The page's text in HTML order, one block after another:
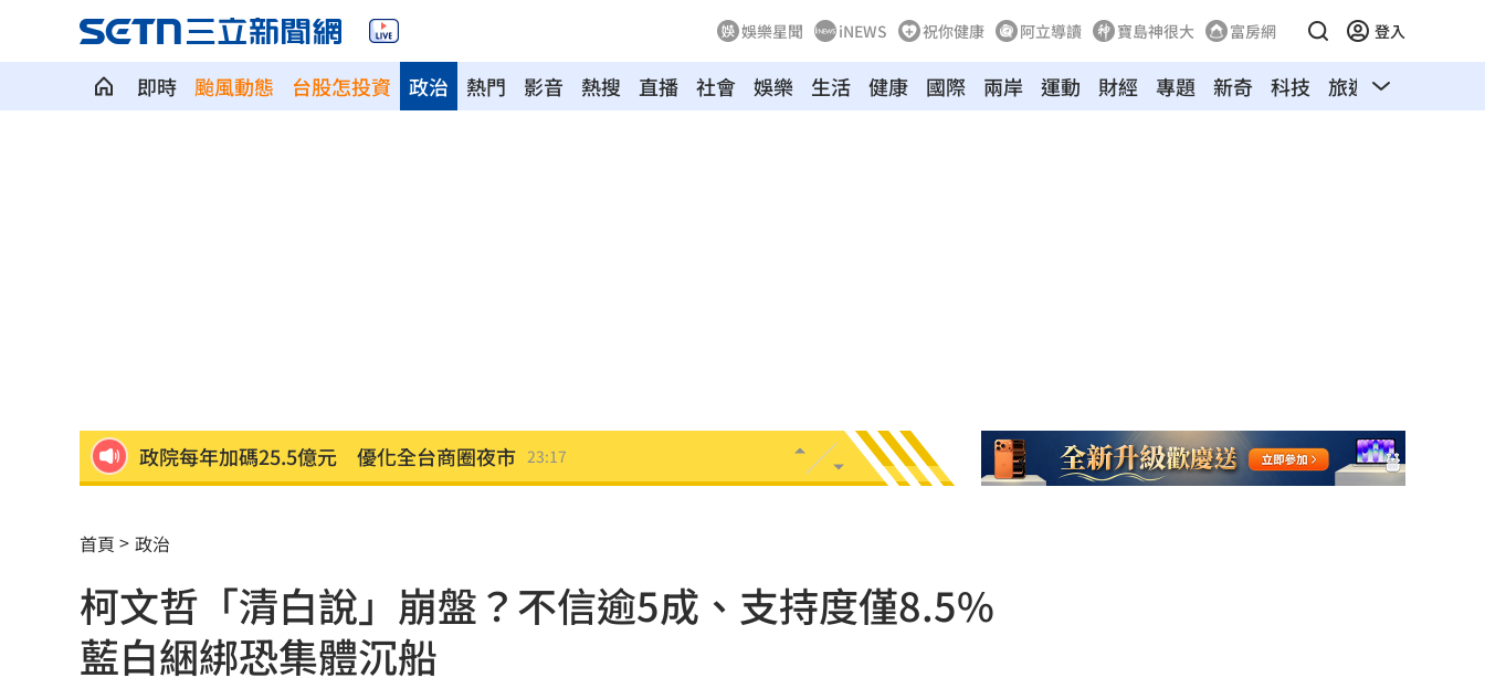
娛樂星聞 iNEWS 祝你健康 阿立導讀 寶島神很大 富房網 登入
即時 颱風動態 台股怎投資 熱門 影音 熱搜 直播
政治 社會 娛樂 生活 健康 國際 兩岸 運動 財經 專題 新奇 科技 旅遊 汽車
政院每年加碼25.5億元 優化全台商圈夜市 23:17
環法自行車賽爆作弊！女靠胸部裝備降風阻
學霸牙醫槓離職員工 為3萬筆電互告慘勝 23:10
俄羅斯蝗害肆虐如末日 網驚：聖經十災
首頁 政治
柯文哲「清白說」崩盤？不信逾5成、支持度僅8.5%
藍白綑綁恐集體沉船